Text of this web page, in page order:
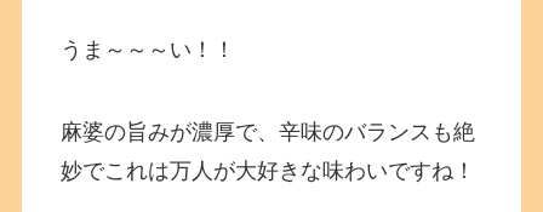
うま～～～い！！
麻婆の旨みが濃厚で、辛味のバランスも絶
妙でこれは万人が大好きな味わいですね！